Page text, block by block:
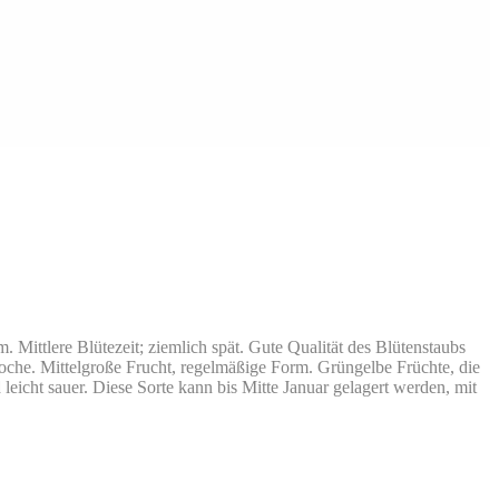
Mittlere Blütezeit; ziemlich spät. Gute Qualität des Blütenstaubs
Mittelgroße Frucht, regelmäßige Form. Grüngelbe Früchte, die
sauer. Diese Sorte kann bis Mitte Januar gelagert werden, mit